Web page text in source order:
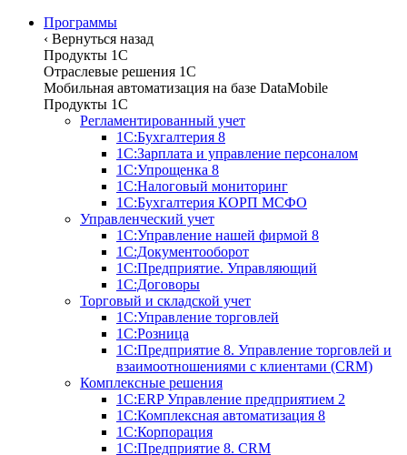
Программы
‹ Вернуться назад
Продукты 1С
Отраслевые решения 1C
Мобильная автоматизация на базе DataMobile
Продукты 1С
Регламентированный учет
1С:Бухгалтерия 8
1С:Зарплата и управление персоналом
1С:Упрощенка 8
1С:Налоговый мониторинг
1С:Бухгалтерия КОРП МСФО
Управленческий учет
1С:Управление нашей фирмой 8
1С:Документооборот
1С:Предприятие. Управляющий
1С:Договоры
Торговый и складской учет
1С:Управление торговлей
1С:Розница
1С:Предприятие 8. Управление торговлей и
взаимоотношениями с клиентами (CRM)
Комплексные решения
1С:ERP Управление предприятием 2
1С:Комплексная автоматизация 8
1С:Корпорация
1С:Предприятие 8. CRM